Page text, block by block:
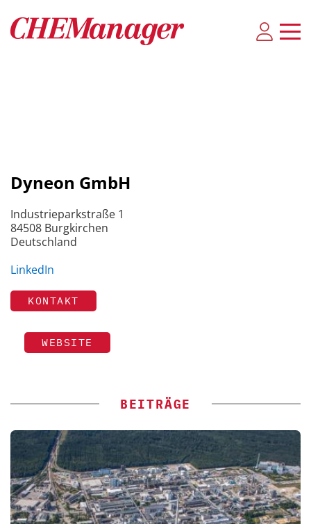
Dyneon GmbH
Industrieparkstraße 1
84508 Burgkirchen
Deutschland
LinkedIn
KONTAKT
WEBSITE
BEITRÄGE